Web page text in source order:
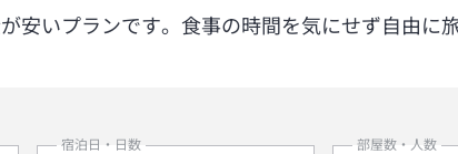
安いプランです。食事の時間を気にせず自由に
宿泊日・日数 部屋数・人数